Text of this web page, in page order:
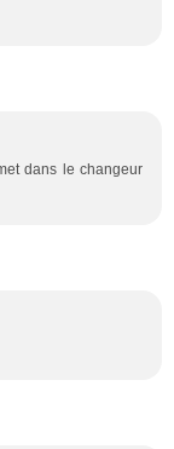
dans le changeur